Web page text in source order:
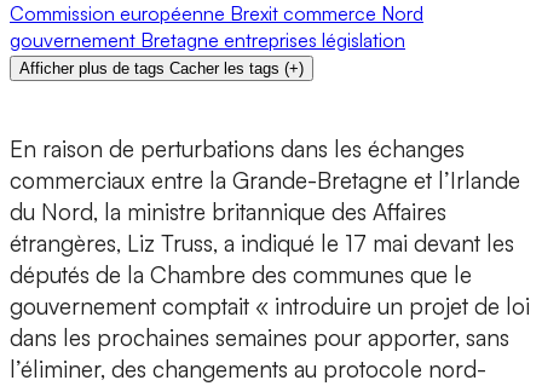
Commission européenne Brexit commerce Nord
gouvernement Bretagne entreprises législation
Afficher plus de tags Cacher les tags (+)
En raison de perturbations dans les échanges
commerciaux entre la Grande-Bretagne et l’Irlande
du Nord, la ministre britannique des Affaires
étrangères, Liz Truss, a indiqué le 17 mai devant les
députés de la Chambre des communes que le
gouvernement comptait « introduire un projet de loi
dans les prochaines semaines pour apporter, sans
l’éliminer, des changements au protocole nord-